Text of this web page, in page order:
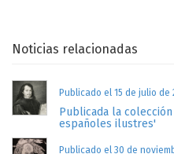
Noticias relacionadas
Publicado el 15 de julio de
Publicada la
españoles ilustres'
Publicado el 30 de